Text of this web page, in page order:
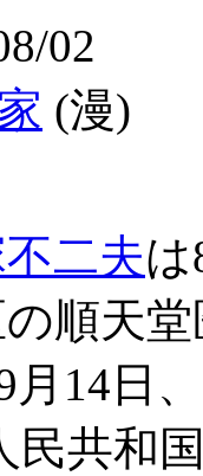
02
(漫)
二夫
順天
月14日
民共和